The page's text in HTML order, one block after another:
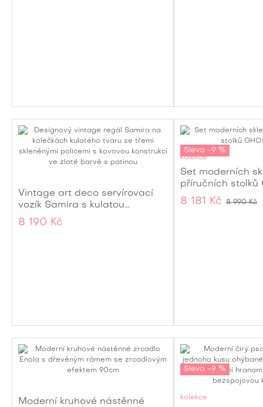
Vintage art deco servírovací
vozík Samira s kulatou
konstrukcí ve zlaté barvě s
patinou 93 cm
8 190 Kč
Sleva -9 %
kolekce
Set moderních
příručních stolků
8 181 Kč 8 990 Kč
Moderní kruhové nástěnné
Sleva -9 %
kolekce